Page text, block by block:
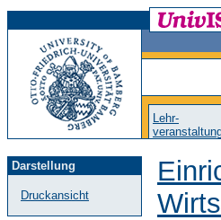
Lehr-
Darstellung
Druckansicht